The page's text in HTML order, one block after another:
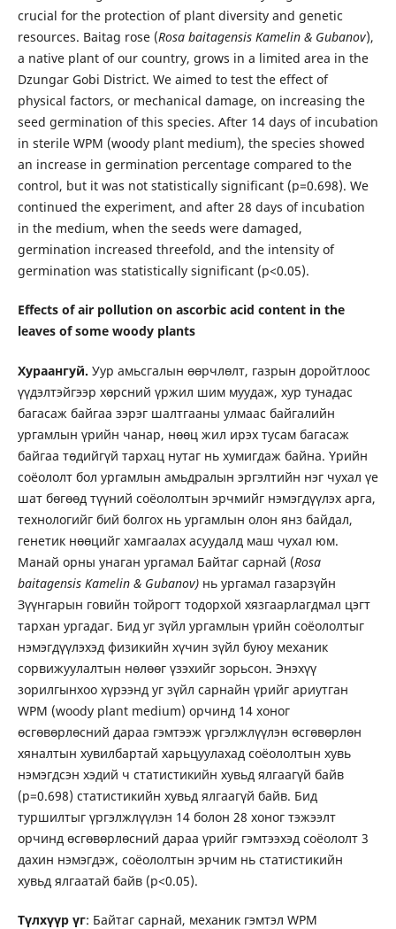
crucial for the protection of plant diversity and genetic
resources. Baitag rose (Rosa baitagensis Kamelin & Gubanov),
a native plant of our country, grows in a limited area in the
Dzungar Gobi District. We aimed to test the effect of
physical factors, or mechanical damage, on increasing the
seed germination of this species. After 14 days of incubation
in sterile WPM (woody plant medium), the species showed
an increase in germination percentage compared to the
control, but it was not statistically significant (p=0.698). We
continued the experiment, and after 28 days of incubation
in the medium, when the seeds were damaged,
germination increased threefold, and the intensity of
germination was statistically significant (p<0.05).
Effects of air pollution on ascorbic acid content in the
leaves of some woody plants
Хураангуй. Уур амьсгалын өөрчлөлт, газрын доройтлоос
үүдэлтэйгээр хөрсний үржил шим муудаж, хур тунадас
багасаж байгаа зэрэг шалтгааны улмаас байгалийн
ургамлын үрийн чанар, нөөц жил ирэх тусам багасаж
байгаа төдийгүй тархац нутаг нь хумигдаж байна. Үрийн
соёололт бол ургамлын амьдралын эргэлтийн нэг чухал үе
шат бөгөөд түүний соёололтын эрчмийг нэмэгдүүлэх арга,
технологийг бий болгох нь ургамлын олон янз байдал,
генетик нөөцийг хамгаалах асуудалд маш чухал юм.
Манай орны унаган ургамал Байтаг сарнай (Rosa
baitagensis Kamelin & Gubanov)нь ургамал газарзүйн
Зүүнгарын говийн тойрогт тодорхой хязгаарлагдмал цэгт
тархан ургадаг. Бид уг зүйл ургамлын үрийн соёололтыг
нэмэгдүүлэхэд физикийн хүчин зүйл буюу механик
сорвижуулалтын нөлөөг үзэхийг зорьсон. Энэхүү
зорилгынхоо хүрээнд уг зүйл сарнайн үрийг ариутган
WPM (woody plant medium) орчинд 14 хоног
өсгөвөрлөсний дараа гэмтээж үргэлжлүүлэн өсгөвөрлөн
хяналтын хувилбартай харьцуулахад соёололтын хувь
нэмэгдсэн хэдий ч статистикийн хувьд ялгаагүй байв
(p=0.698) статистикийн хувьд ялгаагүй байв. Бид
туршилтыг үргэлжлүүлэн 14 болон 28 хоног тэжээлт
орчинд өсгөвөрлөсний дараа үрийг гэмтээхэд соёололт 3
дахин нэмэгдэж, соёололтын эрчим нь статистикийн
хувьд ялгаатай байв (p<0.05).
Түлхүүр үг: Байтаг сарнай, механик гэмтэл WPM